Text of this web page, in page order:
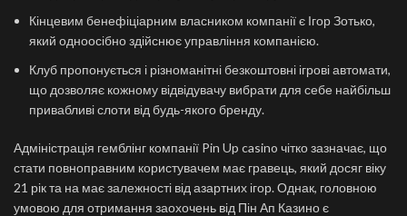
Кінцевим бенефіціарним власником компанії є Ігор Зотько,
який одноосібно здійснює управління компанією.
Клуб пропонується і різноманітні безкоштовні ігрові автомати,
що дозволяє кожному відвідувачу вибрати для себе найбільш
привабливі слоти від будь-якого бренду.
Адміністрація гемблінг компанії Pin Up casino чітко зазначає, що
стати повноправним користувачем має гравець, який досяг віку
21 рік та на має залежності від азартних ігор. Однак, головною
умовою для отримання заохочень від Пін Ап Казино є